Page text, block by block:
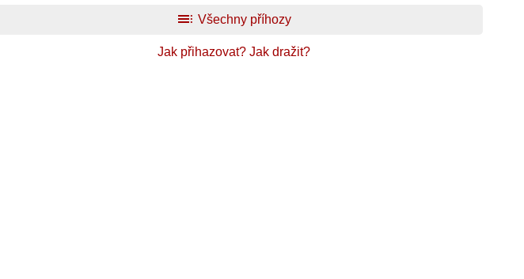
toc Všechny příhozy
Jak přihazovat? Jak dražit?